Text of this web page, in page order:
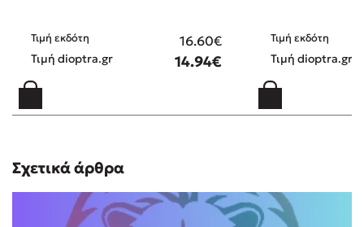
Τιμή εκδότη 16.60€
Τιμή dioptra.gr 14.94€
Τιμή εκδότη
Τιμή dioptra.gr
Σχετικά άρθρα